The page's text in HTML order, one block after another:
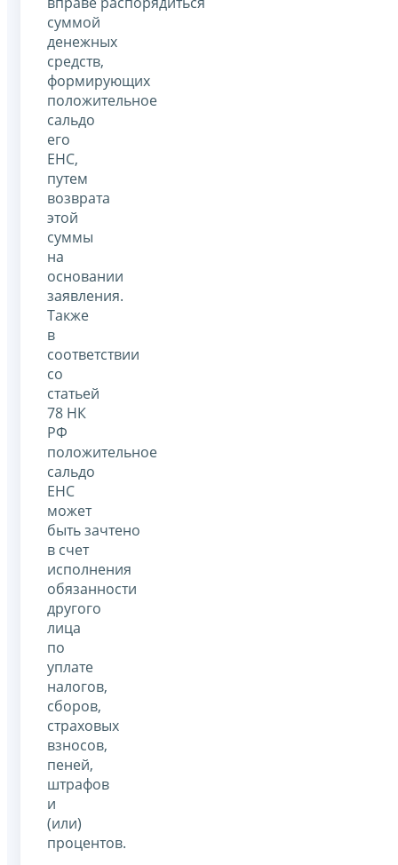
суммой
денежных
средств,
формирующих
положительное
сальдо
его
ЕНС,
путем
возврата
этой
суммы
на
основании
заявления.
Также
в
соответствии
со
статьей
78 НК
РФ
положительное
сальдо
ЕНС
может
быть зачтено
в счет
исполнения
обязанности
другого
лица
по
уплате
налогов,
сборов,
страховых
взносов,
пеней,
штрафов
и
(или)
процентов.